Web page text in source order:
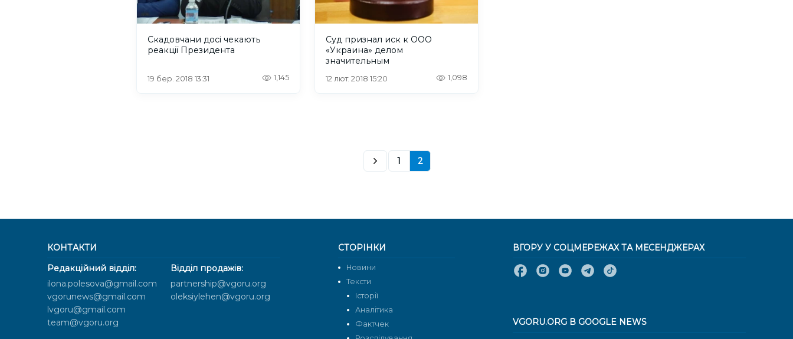
Скадовчани досі чекають
реакції Президента
19 бер. 2018 13:31 1,145
Суд признал иск к ООО
«Украина» делом
значительным
12 лют. 2018 15:20 1,098
1 2
КОНТАКТИ
Редакційний відділ:
ilona.polesova@gmail.com
vgorunews@gmail.com
lvgoru@gmail.com
team@vgoru.org
Відділ продажів:
partnership@vgoru.org
oleksiylehen@vgoru.org
СТОРІНКИ
Новини
Тексти
Історії
Аналітика
Фактчек
ВГОРУ У СОЦМЕРЕЖАХ ТА МЕСЕНДЖЕРАХ
VGORU.ORG В GOOGLE NEWS